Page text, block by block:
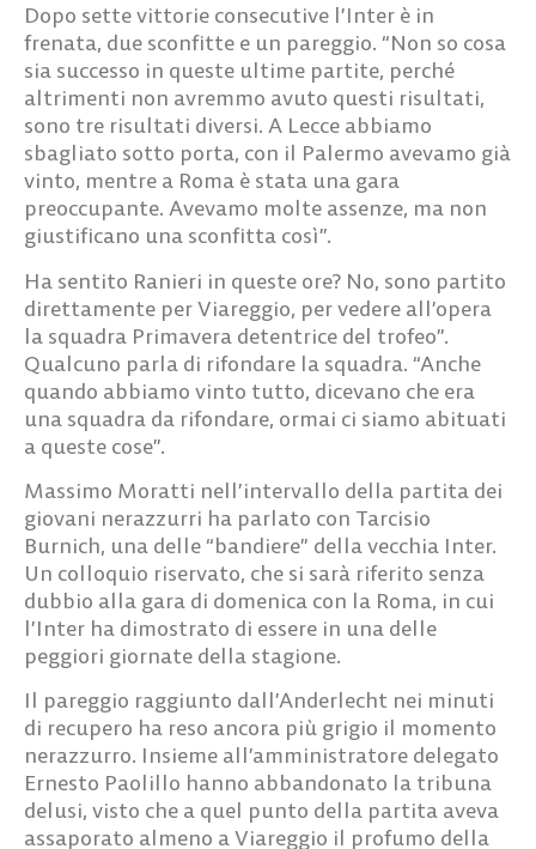
Dopo sette vittorie consecutive l’Inter è in
frenata, due sconfitte e un pareggio. “Non so cosa
sia successo in queste ultime partite, perché
altrimenti non avremmo avuto questi risultati,
sono tre risultati diversi. A Lecce abbiamo
sbagliato sotto porta, con il Palermo avevamo già
vinto, mentre a Roma è stata una gara
preoccupante. Avevamo molte assenze, ma non
giustificano una sconfitta così”.
Ha sentito Ranieri in queste ore? No, sono partito
direttamente per Viareggio, per vedere all’opera
la squadra Primavera detentrice del trofeo”.
Qualcuno parla di rifondare la squadra. “Anche
quando abbiamo vinto tutto, dicevano che era
una squadra da rifondare, ormai ci siamo abituati
a queste cose”.
Massimo Moratti nell’intervallo della partita dei
giovani nerazzurri ha parlato con Tarcisio
Burnich, una delle “bandiere” della vecchia Inter.
Un colloquio riservato, che si sarà riferito senza
dubbio alla gara di domenica con la Roma, in cui
l’Inter ha dimostrato di essere in una delle
peggiori giornate della stagione.
Il pareggio raggiunto dall’Anderlecht nei minuti
di recupero ha reso ancora più grigio il momento
nerazzurro. Insieme all’amministratore delegato
Ernesto Paolillo hanno abbandonato la tribuna
delusi, visto che a quel punto della partita aveva
assaporato almeno a Viareggio il profumo della